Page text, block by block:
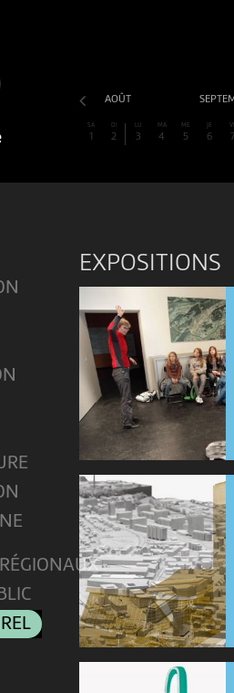
AOÛT
SA
1
DI
2
LU
3
MA
4
ME
5
JE
6 7
EXPOSITIONS